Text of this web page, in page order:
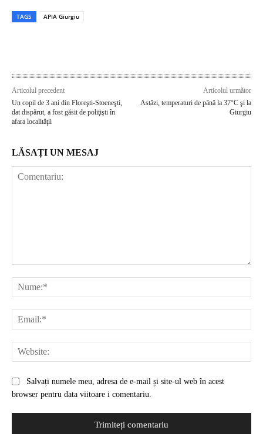
TAGS APIA Giurgiu
Articolul precedent
Un copil de 3 ani din Floreşti-Stoeneşti,
dat dispărut, a fost găsit de poliţişti în
afara localităţii
Articolul următor
Astăzi, temperaturi de până la 37°C şi la
Giurgiu
LĂSAȚI UN MESAJ
Salvați numele meu, adresa de e-mail și site-ul web în acest
browser pentru data viitoare i comentariu.